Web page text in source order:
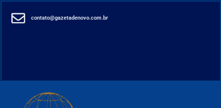
contato@gazetadenovo.com.br